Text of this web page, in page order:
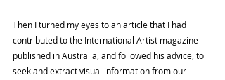
Then I turned my eyes to an article that I had
contributed to the International Artist magazine
published in Australia, and followed his advice, to
seek and extract visual information from our